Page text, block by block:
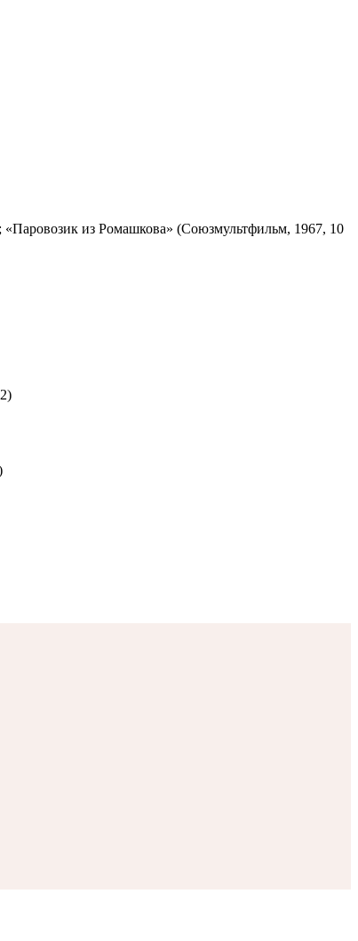
из Ромашкова» (Союзмультфильм, 1967, 10